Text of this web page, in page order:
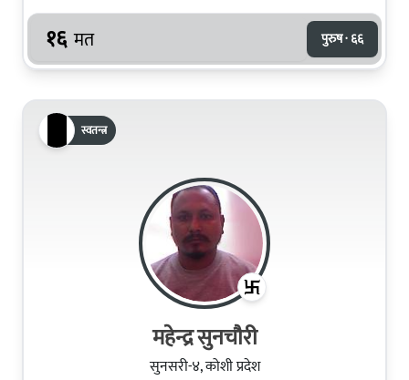
१६ मत पुरुष · ६६
स्वतन्त्र
महेन्द्र सुनचाैरी
सुनसरी-४, कोशी प्रदेश